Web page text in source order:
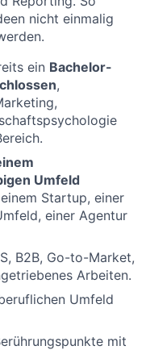
nicht einmalig
ein Bachelor-
,
Umfeld
Startup, einer
einer Agentur
B2B, Go-to-Market,
Arbeiten.
Umfeld
mit